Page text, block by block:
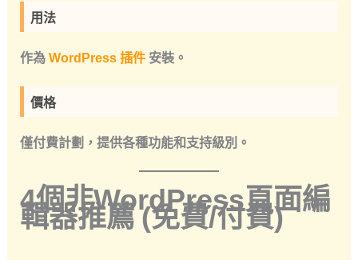
用法
作為WordPress 插件安裝。
價格
僅付費計劃，提供各種功能和支持級別。
4個非WordPress頁面編
輯器推薦(免費/付費)